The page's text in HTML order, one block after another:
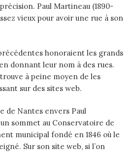
Paul Martineau (1890-
vieux pour avoir une rue à son
honoraient les grands
donnant leur nom à des rues.
trouve à peine moyen de les
sur des sites web.
de Nantes envers Paul
sommet au Conservatoire de
municipal fondé en 1846 où le
Sur son site web, si l’on